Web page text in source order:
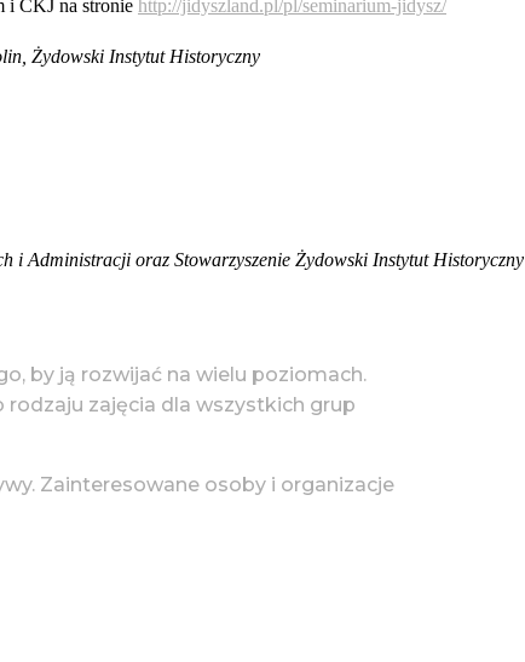
i CKJ na stronie http://jidyszland.pl/pl/seminarium-jidysz/
Żydowski Instytut Historyczny
i Administracji oraz Stowarzyszenie Żydowski Instytut Historyczny
by ją rozwijać na wielu poziomach.
zajęcia dla wszystkich grup
Zainteresowane osoby i organizacje